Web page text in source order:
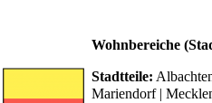
Wohnbereiche
Stadtteile:
Mariendorf|